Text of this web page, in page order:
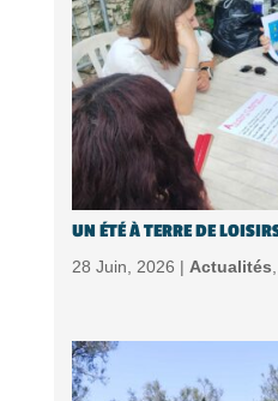
UN ÉTÉ À TERRE DE
28 Juin, 2026 | Actualités